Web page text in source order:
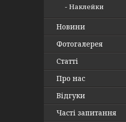
Наклейки
Новини
Фотогалерея
Статті
Про нас
Відгуки
Часті запитання